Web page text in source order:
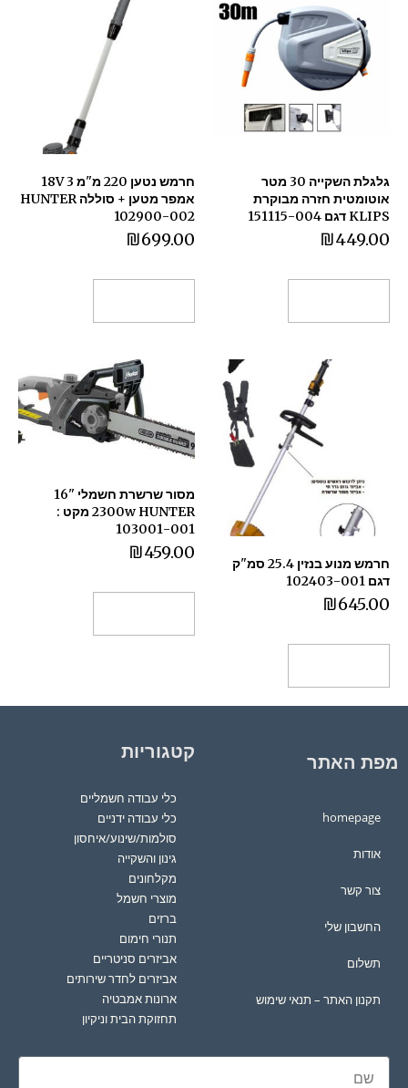
גלגלת השקייה 30 מטר
אוטומטית חזרה מבוקרת
KLIPS דגם 151115-004
₪449.00
חרמש נטען 220 מ"מ 18V 3
אמפר מטען + סוללה HUNTER
102900-002
₪699.00
חרמש מנוע בנזין 25.4 סמ"ק
דגם 102403-001
₪645.00
מסור שרשרת חשמלי "16
2300w HUNTER מקט :
103001-001
₪459.00
מפת האתר
homepage
אודות
צור קשר
החשבון שלי
תשלום
תקנון האתר – תנאי שימוש
קטגוריות
כלי עבודה חשמליים
כלי עבודה ידניים
סולמות/שינוע/איחסון
גינון והשקייה
מקלחונים
מוצרי חשמל
ברזים
תנורי חימום
אביזרים סניטריים
אביזרים לחדר שירותים
ארונות אמבטיה
תחזוקת הבית וניקיון